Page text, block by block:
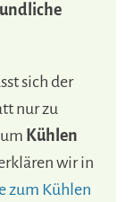
sich der
nur zu
Kühlen
wir in
zum Kühlen